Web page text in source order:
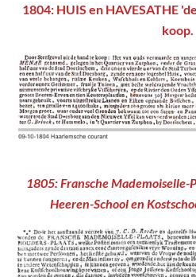
1804: HUIS en HAVESATHE
koop.
1805: Fransche Mademoiselle-
Heeren-School en